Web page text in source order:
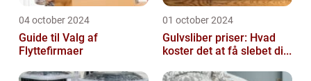
04 october 2024
Guide til Valg af
Flyttefirmaer
01 october 2024
Gulvsliber priser: Hvad
koster det at få slebet di...